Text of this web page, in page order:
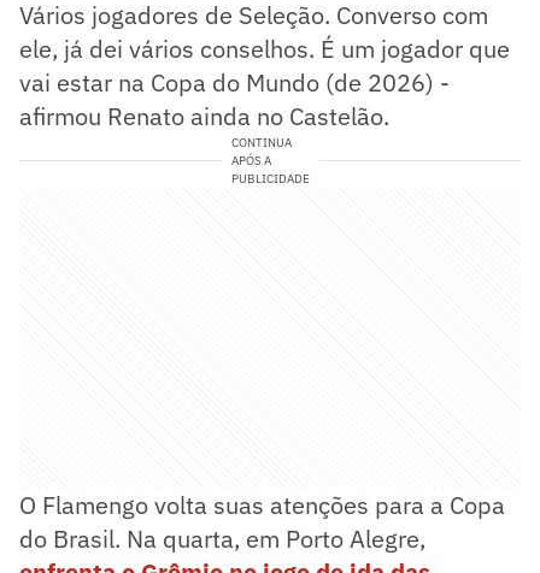
Vários jogadores de Seleção. Converso com
ele, já dei vários conselhos. É um jogador que
vai estar na Copa do Mundo (de 2026) -
afirmou Renato ainda no Castelão.
CONTINUA
APÓS A
PUBLICIDADE
O Flamengo volta suas atenções para a Copa
do Brasil. Na quarta, em Porto Alegre,